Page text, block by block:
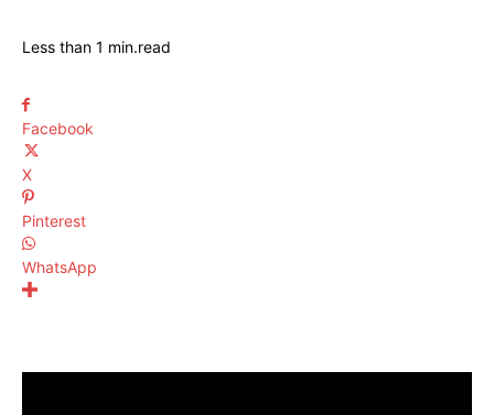
Less than 1 min.read
Facebook
X
Pinterest
WhatsApp